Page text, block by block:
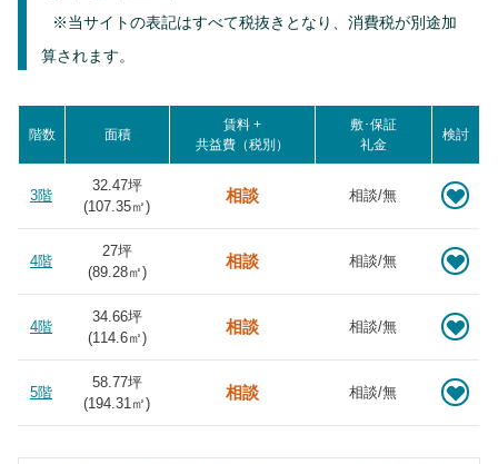
※当サイトの表記はすべて税抜きとなり、消費税が別途加
算されます。
階数 面積
賃料 +
共益費（税別）
敷･保証
礼金
検討
3階
32.47坪
(107.35㎡)
相談 相談/無
4階
27坪
(89.28㎡)
相談 相談/無
4階
34.66坪
(114.6㎡)
相談 相談/無
5階
58.77坪
(194.31㎡)
相談 相談/無